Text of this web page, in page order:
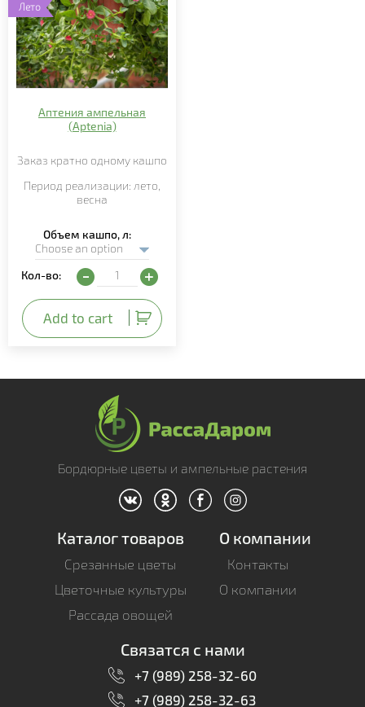
Лето
Аптения ампельная
(Aptenia)
Заказ кратно одному кашпо
Период реализации: лето
весна
Объем кашпо, л
Кол-во: Аптения ампельная (Aptenia) quantity
Add to cart
Бордюрные цветы и ампельные растения
Каталог товаров
Срезанные цветы
Цветочные культуры
Рассада овощей
О компании
Контакты
О компании
Связатся с нами
+7 (989) 258-32-60
+7 (989) 258-32-63